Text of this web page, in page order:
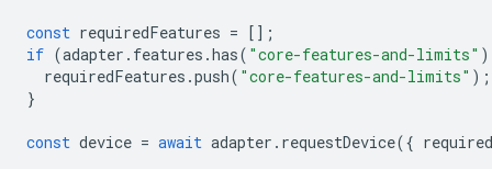
const requiredFeatures = [];
if (adapter . features .has( "core-features-and-limits"
requiredFeatures .push( "core-features-and-limits" );
}
const device = await adapter . requestDevice({